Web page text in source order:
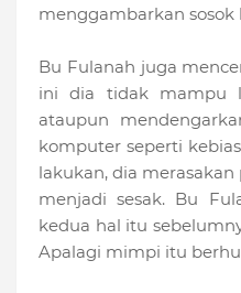
menggambarkan sosok
Bu Fulanah juga
ini dia tidak mampu
ataupun
komputer seperti
lakukan, dia
menjadi sesak. Bu
kedua hal itu
Apalagi mimpi itu